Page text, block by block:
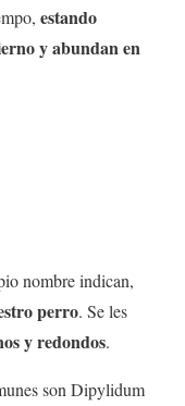
estando
y abundan en
nombre indican,
perro. Se les
y redondos.
son Dipylidum